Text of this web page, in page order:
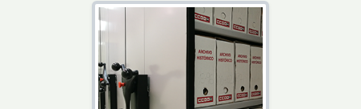
[UDS] 1 - 1958 (25 de agosto) – Acta de constitución del nuevo Jurado
[UDS] 2 - 1958 (8 de septiembre) – Acta del Jurado
[UDS] 3 - 1958 (30 de septiembre) – Acta del Jurado
[UDS] 4 - 1958 (23 de octubre) – Acta del Jurado
[UDS] 5 - 1958 (27 de noviembre) – Acta del Jurado